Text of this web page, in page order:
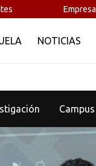
Empresa
NOTICIAS
Campus